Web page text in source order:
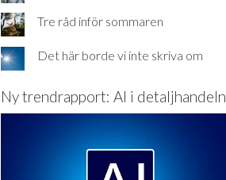
Tre råd inför sommaren
Det här borde vi inte skriva om
Ny trendrapport: AI i detaljhandeln